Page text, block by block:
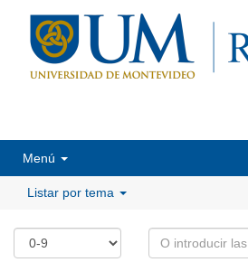
Menú
Listar por tema